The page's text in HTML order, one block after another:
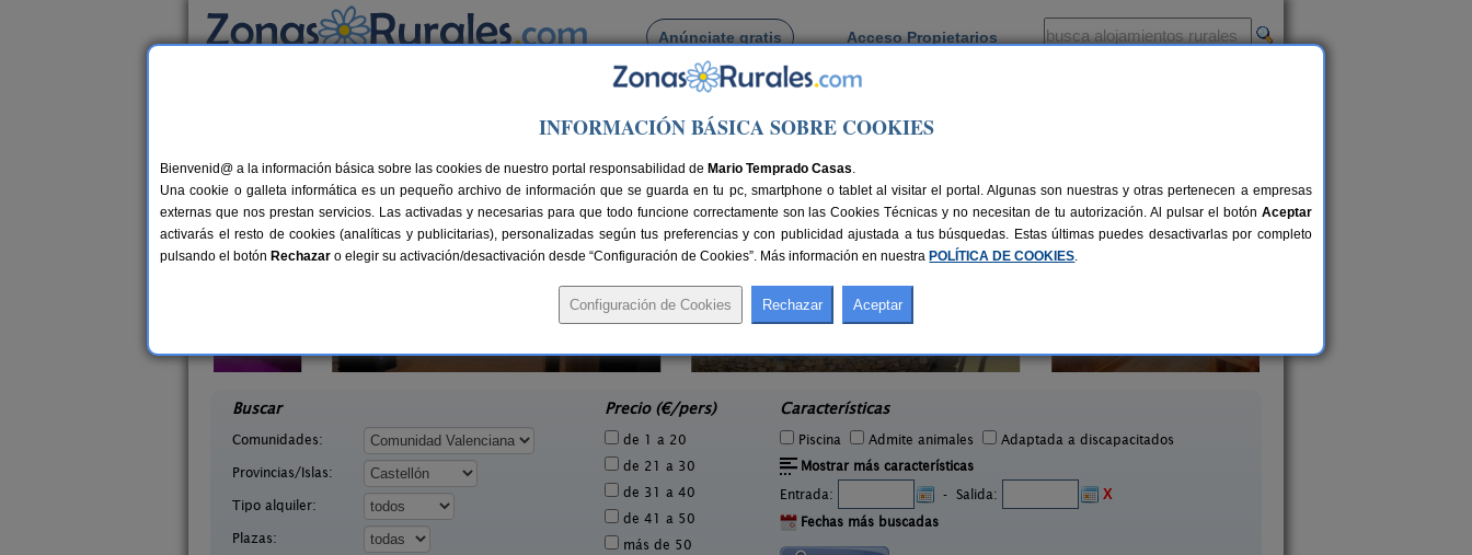
Anúnciate gratis Acceso Propietarios
Busca por pueblo
> Moncofar
Casas Rurales cerca de Moncofar
Cases Rural Morella
Buscar
Comunidades:
Provincias/Islas:
Tipo alquiler:
Plazas:
Precio (€/pers)
de 1 a 20
de 21 a 30
de 31 a 40
de 41 a 50
más de 50
Características
Piscina Admite animales
Adaptada a discapacitados
Mostrar más características
Entrada:
- Salida:
X
Fechas más buscadas
INFORMACIÓN BÁSICA SOBRE COOKIES
Bienvenid@ a la información básica sobre las cookies de nuestro portal responsabilidad de Mario Temprado Casas.
Una cookie o galleta informática es un pequeño archivo de información que se guarda en tu pc, smartphone o tablet al visitar el portal. Algunas son nuestras y otras pertenecen a empresas
externas que nos prestan servicios. Las activadas y necesarias para que todo funcione correctamente son las Cookies Técnicas y no necesitan de tu autorización. Al pulsar el botón Aceptar
activarás el resto de cookies (analíticas y publicitarias), personalizadas según tus preferencias y con publicidad ajustada a tus búsquedas. Estas últimas puedes desactivarlas por completo
pulsando el botón Rechazar o elegir su activación/desactivación desde “Configuración de Cookies”. Más información en nuestra POLÍTICA DE COOKIES.